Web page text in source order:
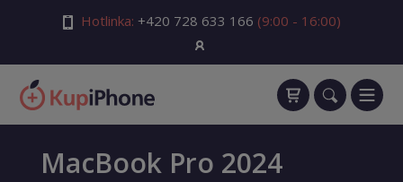
Hotlinka: +420 728 633 166 (9:00 - 16:00)
MacBook Pro 2024